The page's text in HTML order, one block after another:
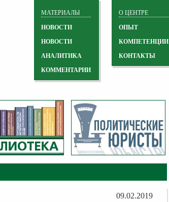
О ЦЕНТРЕ
ОПЫТ
КОМПЕТЕНЦИИ
КОНТАКТЫ
МАТЕРИАЛЫ
НОВОСТИ
НОВОСТИ
АНАЛИТИКА
КОММЕНТАРИИ
09.02.2019